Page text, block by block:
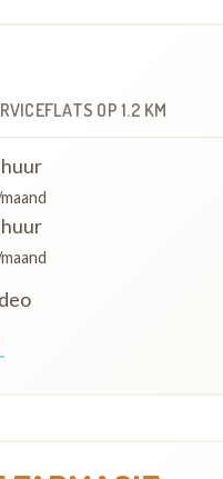
OP1.2 KM